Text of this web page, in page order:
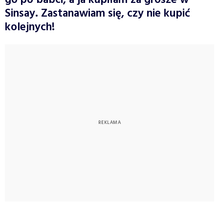
Sinsay. Zastanawiam się, czy nie kupić
kolejnych!